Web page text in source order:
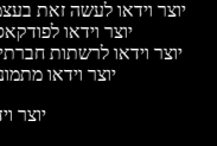
יוצר וידאו לעשה זאת
יוצר וידאו
יוצר וידאו לרשתות
יוצר וידאו
יוצר